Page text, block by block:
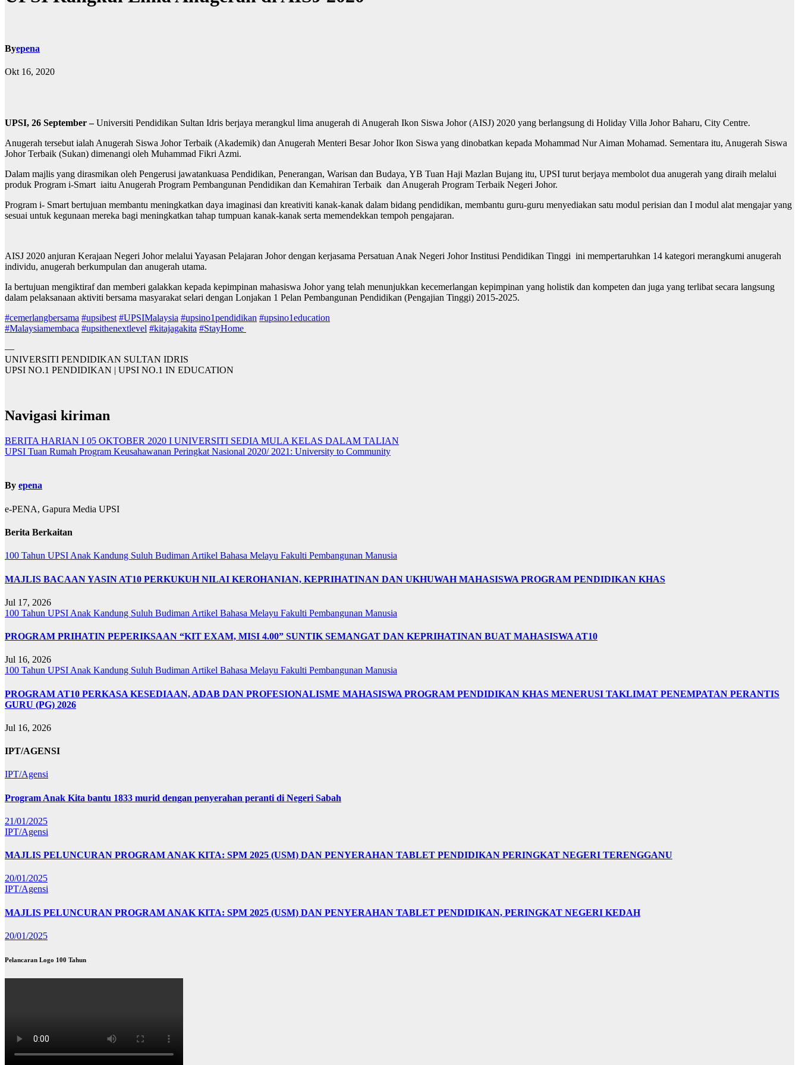
Byepena
Okt 16, 2020
UPSI, 26 September –Universiti Pendidikan Sultan Idris berjaya merangkul lima anugerah di Anugerah Ikon Siswa Johor (AISJ) 2020 yang berlangsung di Holiday Villa Johor Baharu, City Centre.
Anugerah tersebut ialah Anugerah Siswa Johor Terbaik (Akademik) dan Anugerah Menteri Besar Johor Ikon Siswa yang dinobatkan kepada Mohammad Nur Aiman Mohamad. Sementara itu, Anugerah Siswa
Johor Terbaik (Sukan) dimenangi oleh Muhammad Fikri Azmi.
Dalam majlis yang dirasmikan oleh Pengerusi jawatankuasa Pendidikan, Penerangan, Warisan dan Budaya, YB Tuan Haji Mazlan Bujang itu, UPSI turut berjaya membolot dua anugerah yang diraih melalui
produk Program i-Smart iaitu Anugerah Program Pembangunan Pendidikan dan Kemahiran Terbaik dan Anugerah Program Terbaik Negeri Johor.
Program i- Smart bertujuan membantu meningkatkan daya imaginasi dan kreativiti kanak-kanak dalam bidang pendidikan, membantu guru-guru menyediakan satu modul perisian dan I modul alat mengajar yang
sesuai untuk kegunaan mereka bagi meningkatkan tahap tumpuan kanak-kanak serta memendekkan tempoh pengajaran.
AISJ 2020 anjuran Kerajaan Negeri Johor melalui Yayasan Pelajaran Johor dengan kerjasama Persatuan Anak Negeri Johor Institusi Pendidikan Tinggi ini mempertaruhkan 14 kategori merangkumi anugerah
individu, anugerah berkumpulan dan anugerah utama.
Ia bertujuan mengiktiraf dan memberi galakkan kepada kepimpinan mahasiswa Johor yang telah menunjukkan kecemerlangan kepimpinan yang holistik dan kompeten dan juga yang terlibat secara langsung
dalam pelaksanaan aktiviti bersama masyarakat selari dengan Lonjakan 1 Pelan Pembangunan Pendidikan (Pengajian Tinggi) 2015-2025.
#cemerlangbersama #upsibest #UPSIMalaysia #upsino1pendidikan #upsino1education
#Malaysiamembaca #upsithenextlevel #kitajagakita #StayHome
—
UNIVERSITI PENDIDIKAN SULTAN IDRIS
UPSI NO.1 PENDIDIKAN | UPSI NO.1 IN EDUCATION
Navigasi kiriman
BERITA HARIAN I 05 OKTOBER 2020 I UNIVERSITI SEDIA MULA KELAS DALAM TALIAN
UPSI Tuan Rumah Program Keusahawanan Peringkat Nasional 2020/ 2021: University to Community
By epena
e-PENA, Gapura Media UPSI
Berita Berkaitan
100 Tahun UPSI Anak Kandung Suluh Budiman Artikel Bahasa Melayu Fakulti Pembangunan Manusia
MAJLIS BACAAN YASIN AT10 PERKUKUH NILAI KEROHANIAN, KEPRIHATINAN DAN UKHUWAH MAHASISWA PROGRAM PENDIDIKAN KHAS
Jul 17, 2026
100 Tahun UPSI Anak Kandung Suluh Budiman Artikel Bahasa Melayu Fakulti Pembangunan Manusia
PROGRAM PRIHATIN PEPERIKSAAN “KIT EXAM, MISI 4.00” SUNTIK SEMANGAT DAN KEPRIHATINAN BUAT MAHASISWA AT10
Jul 16, 2026
100 Tahun UPSI Anak Kandung Suluh Budiman Artikel Bahasa Melayu Fakulti Pembangunan Manusia
PROGRAM AT10 PERKASA KESEDIAAN, ADAB DAN PROFESIONALISME MAHASISWA PROGRAM PENDIDIKAN KHAS MENERUSI TAKLIMAT PENEMPATAN PERANTIS
GURU (PG) 2026
Jul 16, 2026
IPT/AGENSI
IPT/Agensi
Program Anak Kita bantu 1833 murid dengan penyerahan peranti di Negeri Sabah
21/01/2025
IPT/Agensi
MAJLIS PELUNCURAN PROGRAM ANAK KITA: SPM 2025 (USM) DAN PENYERAHAN TABLET PENDIDIKAN PERINGKAT NEGERI TERENGGANU
20/01/2025
IPT/Agensi
MAJLIS PELUNCURAN PROGRAM ANAK KITA: SPM 2025 (USM) DAN PENYERAHAN TABLET PENDIDIKAN, PERINGKAT NEGERI KEDAH
20/01/2025
Pelancaran Logo 100 Tahun